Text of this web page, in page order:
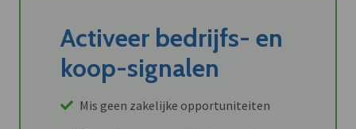
Activeer bedrijfs- en
koop-signalen
Mis geen zakelijke opportuniteiten